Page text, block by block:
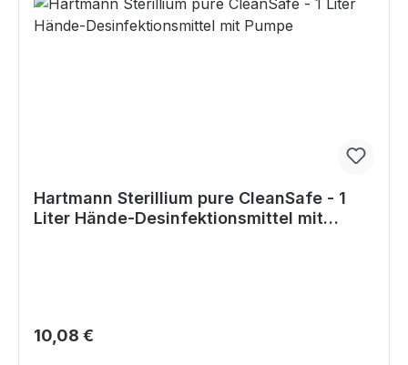
Hartmann Sterillium pure CleanSafe - 1
Liter Hände-Desinfektionsmittel mit
Regulärer Preis:
10,08 €